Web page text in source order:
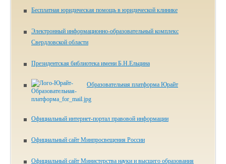
Бесплатная юридическая помощь в юридической клинике
Электронный информационно-образовательный комплекс
Свердловской области
Президентская библиотека имени Б.Н.Ельцина
Образовательная платформа Юрайт
Официальный интернет-портал правовой информации
Официальный сайт Минпросвещения России
Официальный сайт Министерства науки и высшего образования